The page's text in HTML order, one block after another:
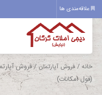
علاقه‌مندی ها
خانه/فروش آپارتمان
(فول امکانات)